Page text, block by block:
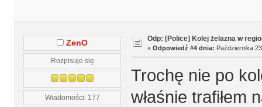
ZenO
Rozpisuje się
Wiadomości: 177
Odp: [Police] Kolej żelazna w
« Odpowiedź #4 dnia: Października
Trochę nie po
właśnie trafiłem